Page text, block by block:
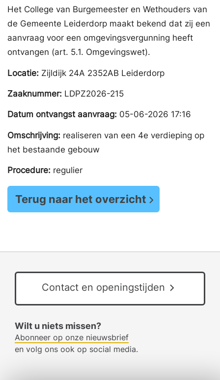
Het College van Burgemeester en Wethouders van
de Gemeente Leiderdorp maakt bekend dat zij een
aanvraag voor een omgevingsvergunning heeft
ontvangen (art. 5.1. Omgevingswet).
Locatie: Zijldijk 24A 2352AB Leiderdorp
Zaaknummer: LDPZ2026-215
Datum ontvangst aanvraag: 05-06-2026 17:16
Omschrijving: realiseren van een 4e verdieping op
het bestaande gebouw
Procedure: regulier
Terug naar het overzicht
Contact en openingstijden
Wilt u niets missen?
Abonneer op onze nieuwsbrief
en volg ons ook op social media.